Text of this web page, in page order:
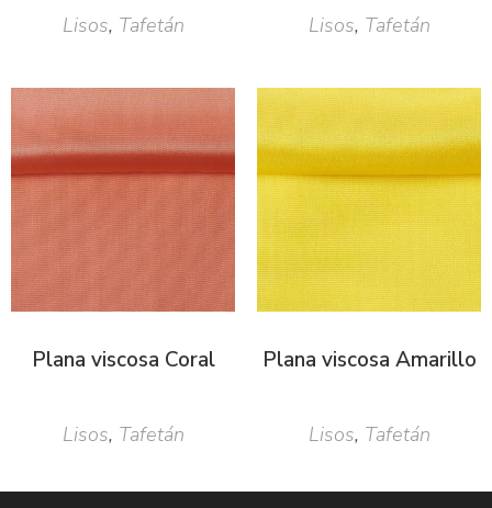
Lisos, Tafetán Lisos, Tafetán
Plana viscosa Coral
Lisos, Tafetán
Plana viscosa Amarillo
Lisos, Tafetán